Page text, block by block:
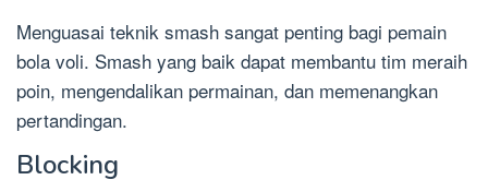
Menguasai teknik smash sangat penting bagi pemain
bola voli. Smash yang baik dapat membantu tim meraih
poin, mengendalikan permainan, dan memenangkan
pertandingan.
Blocking